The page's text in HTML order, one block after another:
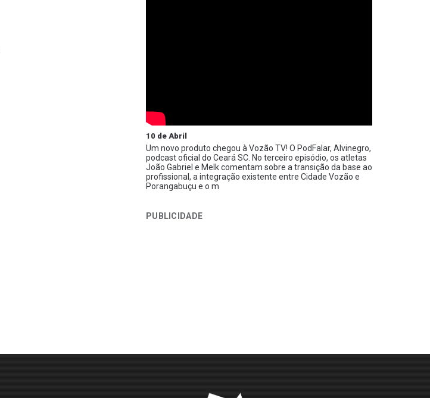
10 de Abril
Um novo produto chegou à Vozão TV! O PodFalar, Alvinegro,
podcast oficial do Ceará SC. No terceiro episódio, os atletas
João Gabriel e Melk comentam sobre a transição da base ao
profissional, a integração existente entre Cidade Vozão e
Porangabuçu e o m
PUBLICIDADE